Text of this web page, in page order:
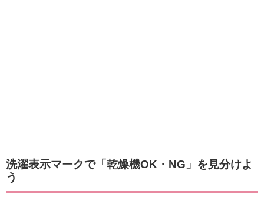
洗濯表示マークで「乾燥機OK・NG」を見分けよ
う